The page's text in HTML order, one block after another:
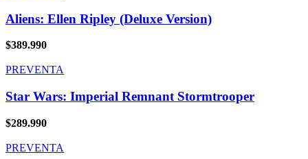
Aliens: Ellen Ripley (Deluxe Version)
$389.990
PREVENTA
Star Wars: Imperial Remnant Stormtrooper
$289.990
PREVENTA